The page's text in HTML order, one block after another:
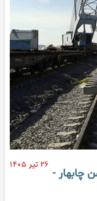
۲۶ تیر ۱۴۰۵
ساله راه آهن چابهار -